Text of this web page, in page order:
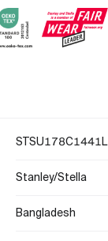
STSU178C1441L
Stanley/Stella
Bangladesh